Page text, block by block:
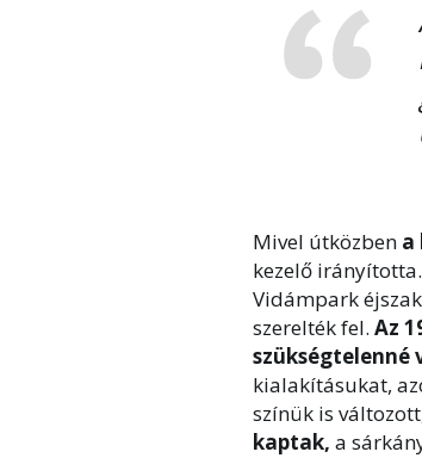
Mivel útközben a
kezelő
Vidámpark
szerelték fel. Az
szükségtelenné
kialakításukat,
színük is
kaptak, a